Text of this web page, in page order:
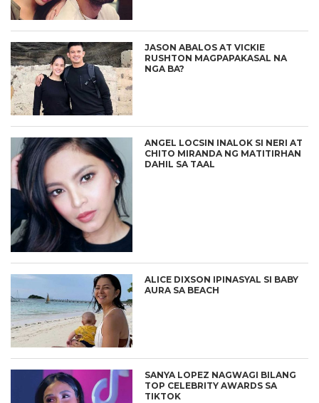
JASON ABALOS AT VICKIE
RUSHTON MAGPAPAKASAL NA
NGA BA?
ANGEL LOCSIN INALOK SI NERI AT
CHITO MIRANDA NG MATITIRHAN
DAHIL SA TAAL
ALICE DIXSON IPINASYAL SI BABY
AURA SA BEACH
SANYA LOPEZ NAGWAGI BILANG
TOP CELEBRITY AWARDS SA
TIKTOK